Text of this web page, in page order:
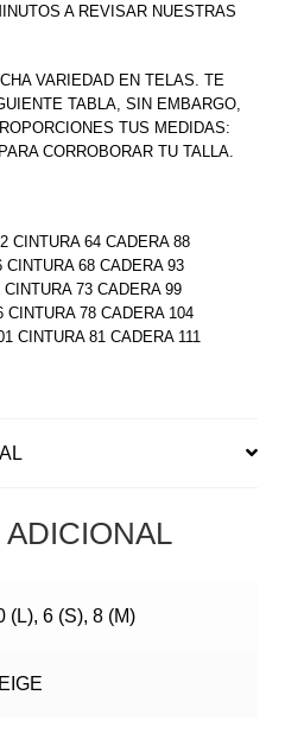
A REVISAR NUESTRAS
VARIEDAD EN TELAS. TE
TABLA, SIN EMBARGO,
TUS MEDIDAS:
CORROBORAR TU TALLA.
CINTURA 64 CADERA 88
68 CADERA 93
73 CADERA 99
CINTURA 78 CADERA 104
CINTURA 81 CADERA 111
(L), 6 (S), 8 (M)